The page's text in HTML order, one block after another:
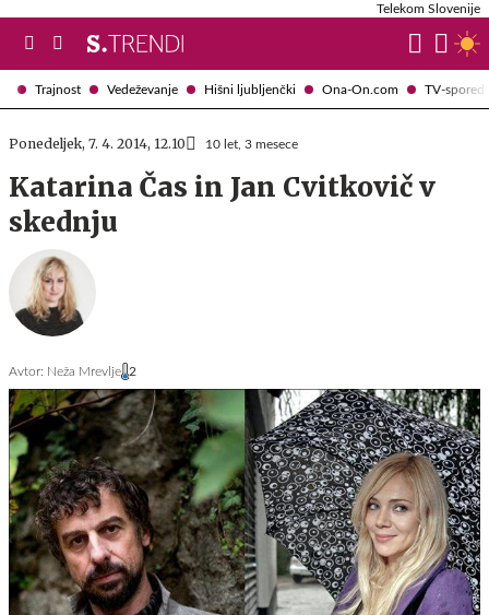
Trajnost Vedeževanje Hišni ljubljenčki Ona-On.com TV-spored
Telekom Slovenije
Ponedeljek, 7. 4. 2014, 12.10 10 let, 3 mesece
Katarina Čas in Jan Cvitkovič v
skednju
Avtor: Neža Mrevlje 2